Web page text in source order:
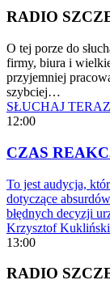
RADIO
O tej porze do
firmy, biura i
przyjemniej
szybciej…
SŁUCHAJ TERAZ
12:00
CZAS
To jest audycja,
dotyczące
błędnych decyzji
Krzysztof Kukliński
13:00
RADIO